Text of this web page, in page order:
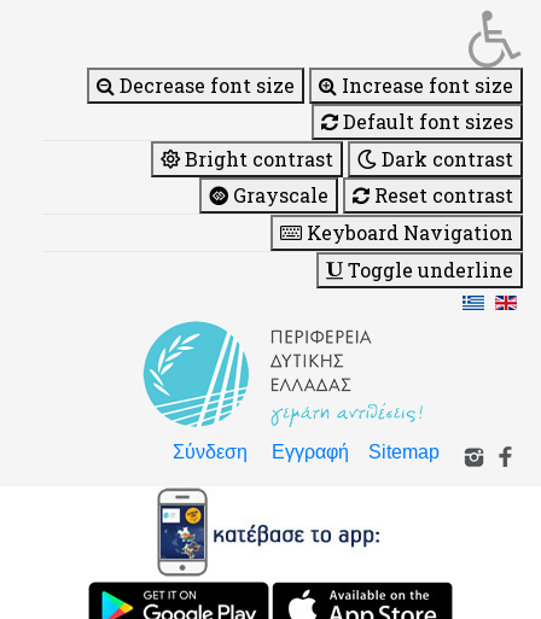
Decrease font size
Increase font size
Default font sizes
Bright contrast
Dark contrast
Grayscale
Reset contrast
Keyboard Navigation
Toggle underline
Σύνδεση Εγγραφή Sitemap